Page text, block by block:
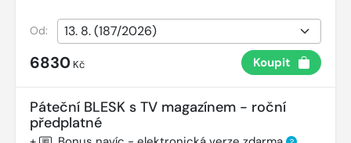
Od:
6830 Kč Koupit
Páteční BLESK s TV magazínem - roční
předplatné